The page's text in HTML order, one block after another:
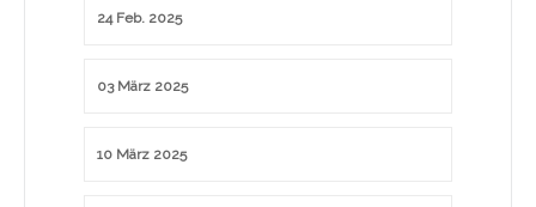
24 Feb. 2025
03 März 2025
10 März 2025